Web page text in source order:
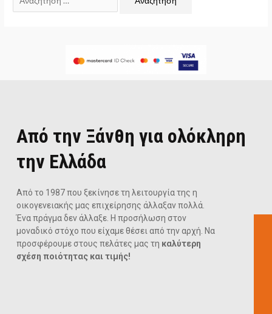
Από την Ξάνθη για ολόκληρη
την Ελλάδα
Από το 1987 που ξεκίνησε τη λειτουργία της η
οικογενειακής μας επιχείρησης άλλαξαν πολλά.
Ένα πράγμα δεν άλλαξε. Η προσήλωση στον
μοναδικό στόχο που είχαμε θέσει από την αρχή. Να
προσφέρουμε στους πελάτες μας τη καλύτερη
σχέση ποιότητας και τιμής!